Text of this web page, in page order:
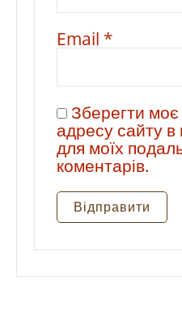
Email *
Зберегти
адресу сайту в
для моїх
коментарів.